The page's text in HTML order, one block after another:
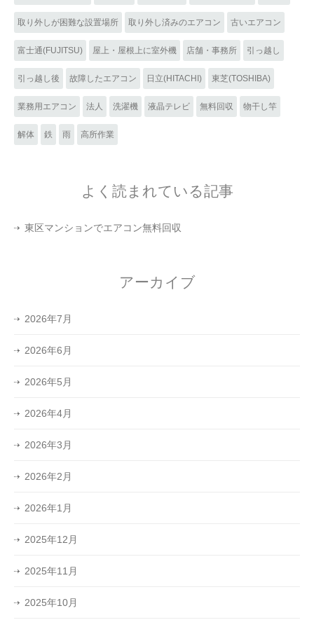
取り外しが困難な設置場所 取り外し済みのエアコン 古いエアコン
富士通(FUJITSU) 屋上・屋根上に室外機 店舗・事務所 引っ越し
引っ越し後 故障したエアコン 日立(HITACHI) 東芝(TOSHIBA)
業務用エアコン 法人 洗濯機 液晶テレビ 無料回収 物干し竿
解体 鉄 雨 高所作業
よく読まれている記事
東区マンションでエアコン無料回収
アーカイブ
2026年7月
2026年6月
2026年5月
2026年4月
2026年3月
2026年2月
2026年1月
2025年12月
2025年11月
2025年10月